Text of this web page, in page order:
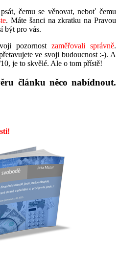
čemu se věnovat, neboť čemu
. Máte šanci na zkratku na Pravou
být pro vás.
pozornostzaměřovali správně.
ve svoji budoucnost :-). A
je to skvělé. Ale o tom přístě!
článku něco nabídnout.